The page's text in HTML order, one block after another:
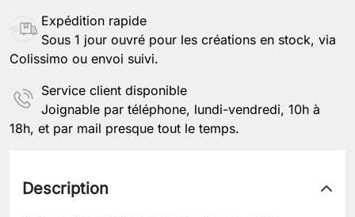
Expédition rapide
Sous 1 jour ouvré pour les créations en stock, via
Colissimo ou envoi suivi.
Service client disponible
Joignable par téléphone, lundi-vendredi, 10h à
18h, et par mail presque tout le temps.
Description